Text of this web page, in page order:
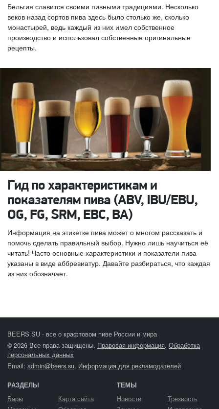
Бельгия славится своими пивными традициями. Несколько
веков назад сортов пива здесь было столько же, сколько
монастырей, ведь каждый из них имел собственное
производство и использовал собственные оригинальные
рецепты.
Гид по характеристикам и
показателям пива (ABV, IBU/EBU,
OG, FG, SRM, EBC, BA)
Информация на этикетке пива может о многом рассказать и
помочь сделать правильный выбор. Нужно лишь научиться её
читать! Часто основные характеристики и показатели пива
указаны в виде аббревиатур. Давайте разбираться, что каждая
из них обозначает.
BEERS.SU - все о крафтовом пиве России и мира
© 2026 Все права защищены. Правовая информация. Обработка
персональных данных
Email: admin@beers.su. Информация для рекламодателей
РАЗДЕЛЫ
Бары
Карта сайта
ТЕМЫ
Новости
Трезвость